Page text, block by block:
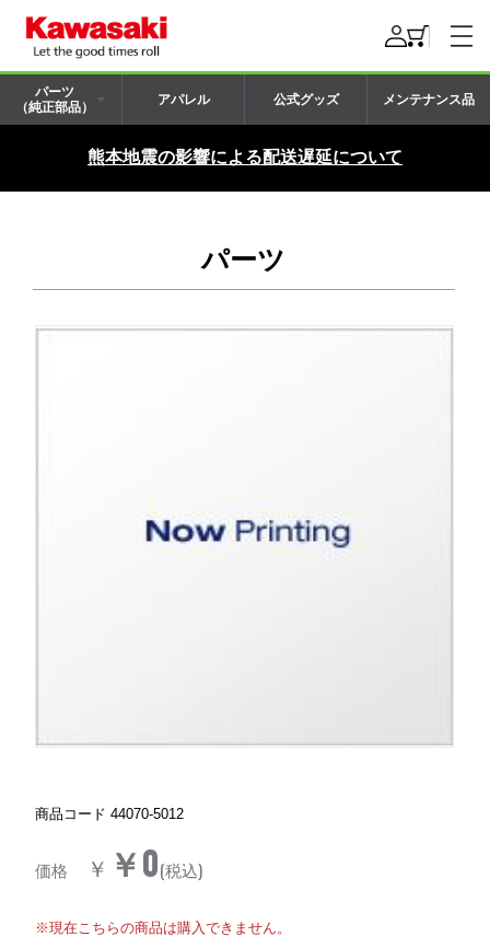
パーツ
（純正部品）
アパレル 公式グッズ メンテナンス品
熊本地震の影響による配送遅延について
パーツ
商品コード 44070-5012
価格 ￥ ￥0(税込)
※現在こちらの商品は購入できません。